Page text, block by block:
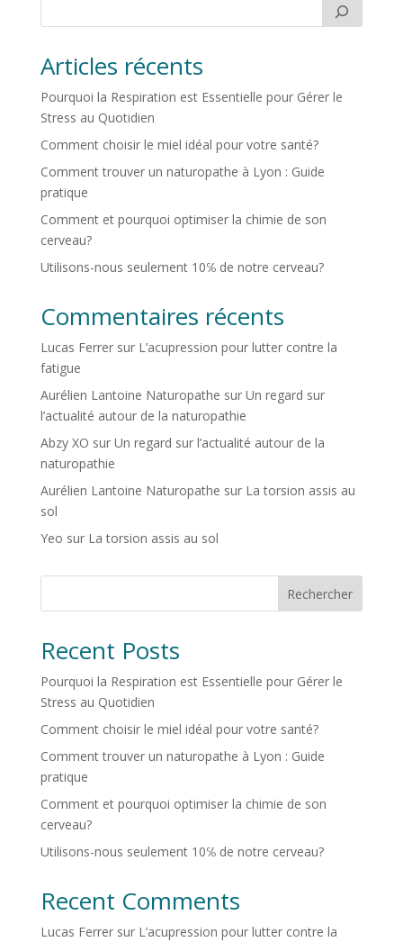
Articles récents
Pourquoi la Respiration est Essentielle pour Gérer le
Stress au Quotidien
Comment choisir le miel idéal pour votre santé?
Comment trouver un naturopathe à Lyon : Guide
pratique
Comment et pourquoi optimiser la chimie de son
cerveau?
Utilisons-nous seulement 10℅ de notre cerveau?
Commentaires récents
Lucas Ferrersur L’acupression pour lutter contre la
fatigue
Aurélien Lantoine Naturopathe sur Un regard sur
l’actualité autour de la naturopathie
Abzy XO sur Un regard sur l’actualité autour de la
naturopathie
Aurélien Lantoine Naturopathe sur La torsion assis au
sol
Yeo sur La torsion assis au sol
Rechercher
Recent Posts
Pourquoi la Respiration est Essentielle pour Gérer le
Stress au Quotidien
Comment choisir le miel idéal pour votre santé?
Comment trouver un naturopathe à Lyon : Guide
pratique
Comment et pourquoi optimiser la chimie de son
cerveau?
Utilisons-nous seulement 10℅ de notre cerveau?
Recent Comments
Lucas Ferrersur L’acupression pour lutter contre la